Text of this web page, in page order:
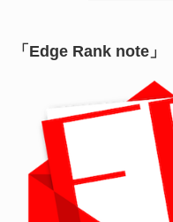
「Edge Rank note」